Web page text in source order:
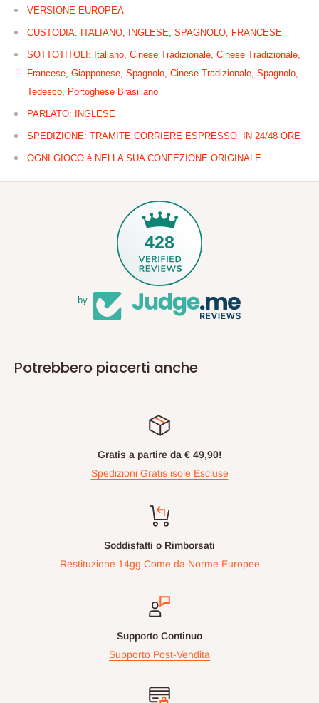
VERSIONE EUROPEA
CUSTODIA: ITALIANO, INGLESE, SPAGNOLO, FRANCESE
SOTTOTITOLI: Italiano, Cinese Tradizionale, Cinese Tradizionale,
Francese, Giapponese, Spagnolo, Cinese Tradizionale, Spagnolo,
Tedesco, Portoghese Brasiliano
PARLATO: INGLESE
SPEDIZIONE: TRAMITE CORRIERE ESPRESSO IN 24/48 ORE
OGNI GIOCO è NELLA SUA CONFEZIONE ORIGINALE
428
by
Potrebbero piacerti anche
Gratis a partire da € 49,90!
Spedizioni Gratis isole Escluse
Soddisfatti o Rimborsati
Restituzione 14gg Come da Norme Europee
Supporto Continuo
Supporto Post-Vendita